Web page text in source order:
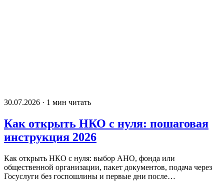
30.07.2026 · 1 мин читать
Как открыть НКО с нуля: пошаговая
инструкция 2026
Как открыть НКО с нуля: выбор АНО, фонда или
общественной организации, пакет документов, подача через
Госуслуги без госпошлины и первые дни после…